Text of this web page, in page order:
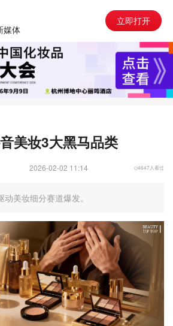
媒体
立即打开
美妆3大黑马品类
2026-02-02 11:14 4647人看过
美妆细分赛道爆发。